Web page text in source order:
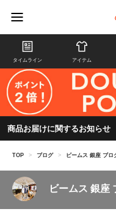
タイムライン アイテム
商品お届けに関するお知らせ
TOP > ブログ > ビームス 銀座 ブロ
ビームス 銀座